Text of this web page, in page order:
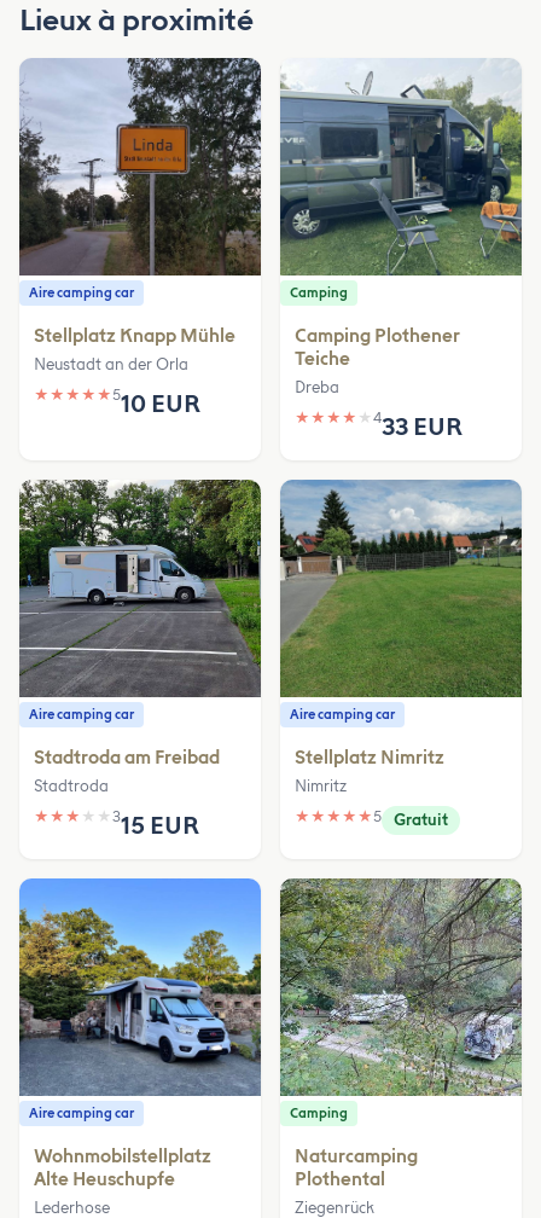
Lieux à proximité
Aire camping car
Stellplatz Knapp Mühle
Neustadt an der Orla
★ ★ ★ ★ ★510 EUR
Camping
Camping Plothener
Teiche
Dreba
★ ★ ★ ★ ★ 433 EUR
Aire camping car
Stadtroda am Freibad
Stadtroda
★ ★ ★ ★ ★ 315 EUR
Aire camping car
Stellplatz Nimritz
Nimritz
★ ★ ★ ★ ★5 Gratuit
Aire camping car
Wohnmobilstellplatz
Alte Heuschupfe
Lederhose
Camping
Naturcamping
Plothental
Ziegenrück